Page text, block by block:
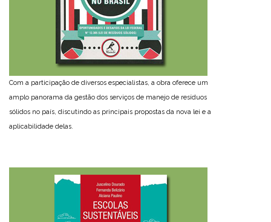
Com a participação de diversos especialistas, a obra oferece um
amplo panorama da gestão dos serviços de manejo de resíduos
sólidos no país, discutindo as principais propostas da nova lei e a
aplicabilidade delas.